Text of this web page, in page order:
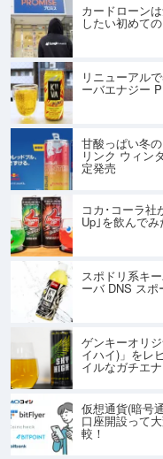
カードローン
したい初めて
リニューアル
ーバエナジー
甘酸っぱい冬
リンク ウィン
定発売
コカ･コーラ社
Up｣を飲んでみ
スポドリ系キ
ーバ DNS ス
ゲンキーオリ
イハイ)」をレ
イルなガチエ
仮想通貨(暗号
口座開設って
較！